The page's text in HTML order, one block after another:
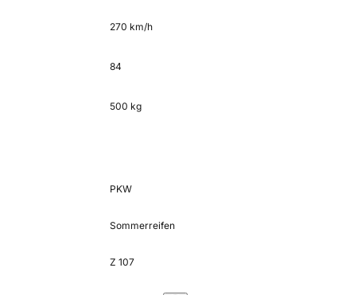
270 km/h
84
500 kg
PKW
Sommerreifen
Z 107